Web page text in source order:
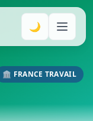
🌙
🏛️ FRANCE TRAVAIL